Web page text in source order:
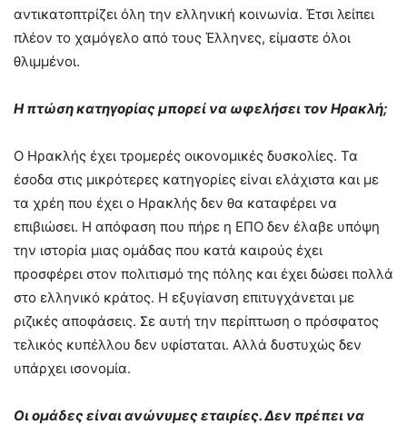
αντικατοπτρίζει όλη την ελληνική κοινωνία. Έτσι λείπει
πλέον το χαμόγελο από τους Έλληνες, είμαστε όλοι
θλιμμένοι.
Η πτώση κατηγορίας μπορεί να ωφελήσει τον Ηρακλή;
Ο Ηρακλής έχει τρομερές οικονομικές δυσκολίες. Τα
έσοδα στις μικρότερες κατηγορίες είναι ελάχιστα και με
τα χρέη που έχει ο Ηρακλής δεν θα καταφέρει να
επιβιώσει. Η απόφαση που πήρε η ΕΠΟ δεν έλαβε υπόψη
την ιστορία μιας ομάδας που κατά καιρούς έχει
προσφέρει στον πολιτισμό της πόλης και έχει δώσει πολλά
στο ελληνικό κράτος. Η εξυγίανση επιτυγχάνεται με
ριζικές αποφάσεις. Σε αυτή την περίπτωση ο πρόσφατος
τελικός κυπέλλου δεν υφίσταται. Αλλά δυστυχώς δεν
υπάρχει ισονομία.
Οι ομάδες είναι ανώνυμες εταιρίες. Δεν πρέπει να